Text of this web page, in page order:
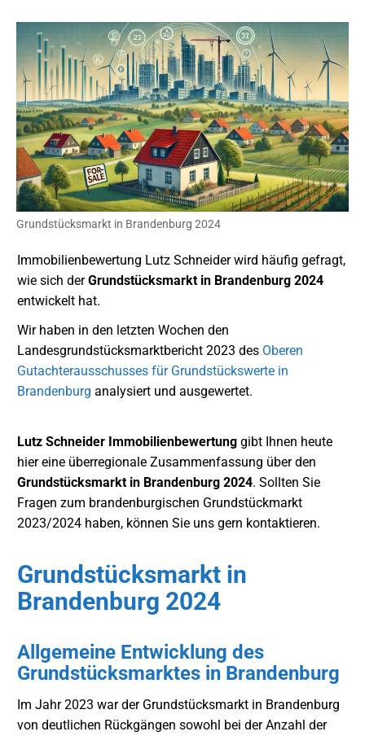
Grundstücksmarkt in Brandenburg 2024
Immobilienbewertung Lutz Schneider wird häufig gefragt,
wie sich derGrundstücksmarkt in Brandenburg 2024
entwickelt hat.
Wir haben in den letzten Wochen den
Landesgrundstücksmarktbericht 2023 des Oberen
Gutachterausschusses für Grundstückswerte in
Brandenburg analysiert und ausgewertet.
Lutz Schneider Immobilienbewertung gibt Ihnen heute
hier eine überregionale Zusammenfassung über den
Grundstücksmarkt in Brandenburg 2024. Sollten Sie
Fragen zum brandenburgischen Grundstückmarkt
2023/2024 haben, können Sie uns gern kontaktieren.
Grundstücksmarkt in
Brandenburg 2024
Allgemeine Entwicklung des
Grundstücksmarktes in Brandenburg
Im Jahr 2023 war der Grundstücksmarkt in Brandenburg
von deutlichen Rückgängen sowohl bei der Anzahl der